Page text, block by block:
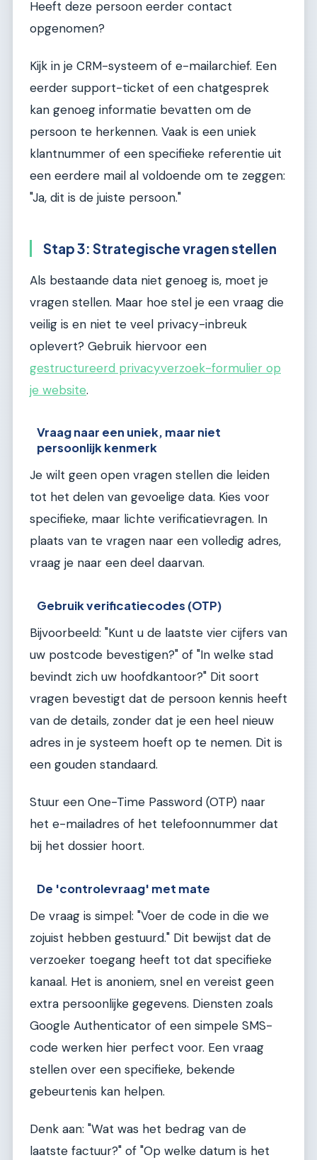
Heeft deze persoon eerder contact
opgenomen?
Kijk in je CRM-systeem of e-mailarchief. Een
eerder support-ticket of een chatgesprek
kan genoeg informatie bevatten om de
persoon te herkennen. Vaak is een uniek
klantnummer of een specifieke referentie uit
een eerdere mail al voldoende om te zeggen:
"Ja, dit is de juiste persoon."
Stap 3: Strategische vragen stellen
Als bestaande data niet genoeg is, moet je
vragen stellen. Maar hoe stel je een vraag die
veilig is en niet te veel privacy-inbreuk
oplevert? Gebruik hiervoor een
gestructureerd privacyverzoek-formulier op
je website.
Vraag naar een uniek, maar niet
persoonlijk kenmerk
Je wilt geen open vragen stellen die leiden
tot het delen van gevoelige data. Kies voor
specifieke, maar lichte verificatievragen. In
plaats van te vragen naar een volledig adres,
vraag je naar een deel daarvan.
Gebruik verificatiecodes (OTP)
Bijvoorbeeld: "Kunt u de laatste vier cijfers van
uw postcode bevestigen?" of "In welke stad
bevindt zich uw hoofdkantoor?" Dit soort
vragen bevestigt dat de persoon kennis heeft
van de details, zonder dat je een heel nieuw
adres in je systeem hoeft op te nemen. Dit is
een gouden standaard.
Stuur een One-Time Password (OTP) naar
het e-mailadres of het telefoonnummer dat
bij het dossier hoort.
De 'controlevraag' met mate
De vraag is simpel: "Voer de code in die we
zojuist hebben gestuurd." Dit bewijst dat de
verzoeker toegang heeft tot dat specifieke
kanaal. Het is anoniem, snel en vereist geen
extra persoonlijke gegevens. Diensten zoals
Google Authenticator of een simpele SMS-
code werken hier perfect voor. Een vraag
stellen over een specifieke, bekende
gebeurtenis kan helpen.
Denk aan: "Wat was het bedrag van de
laatste factuur?" of "Op welke datum is het